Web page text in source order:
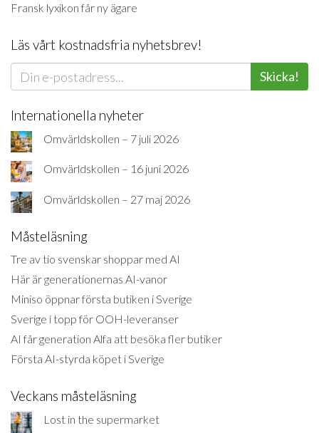
Fransk lyxikon får ny ägare
Läs vårt kostnadsfria nyhetsbrev!
Skicka!
Internationella nyheter
Omvärldskollen – 7 juli 2026
Omvärldskollen – 16 juni 2026
Omvärldskollen – 27 maj 2026
Måsteläsning
Tre av tio svenskar shoppar med AI
Här är generationernas AI-vanor
Miniso öppnar första butiken i Sverige
Sverige i topp för OOH-leveranser
AI får generation Alfa att besöka fler butiker
Första AI-styrda köpet i Sverige
Veckans måsteläsning
Lost in the supermarket